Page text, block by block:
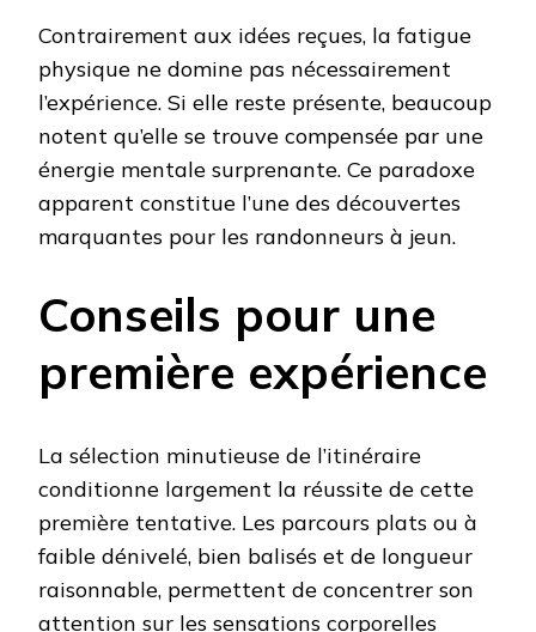
Contrairement aux idées reçues, la fatigue
physique ne domine pas nécessairement
l’expérience. Si elle reste présente, beaucoup
notent qu’elle se trouve compensée par une
énergie mentale surprenante. Ce paradoxe
apparent constitue l’une des découvertes
marquantes pour les randonneurs à jeun.
Conseils pour une
première expérience
La sélection minutieuse de l’itinéraire
conditionne largement la réussite de cette
première tentative. Les parcours plats ou à
faible dénivelé, bien balisés et de longueur
raisonnable, permettent de concentrer son
attention sur les sensations corporelles